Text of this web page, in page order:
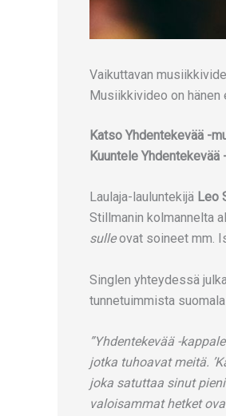
Vaikuttavan
Musiikkivideo on hänen
Katso Yhdentekevää -
Kuuntele Yhdentekevää
Laulaja-lauluntekijä Leo
Stillmanin kolmannelta
sulleovat soineet mm.
Singlen yhteydessä
tunnetuimmista
”Yhdentekevää -
jotka tuhoavat meitä.
joka satuttaa sinut
valoisammat hetket